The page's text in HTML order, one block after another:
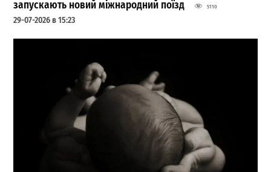
запускають новий міжнародний поїзд
5110
29-07-2026 в 15:23